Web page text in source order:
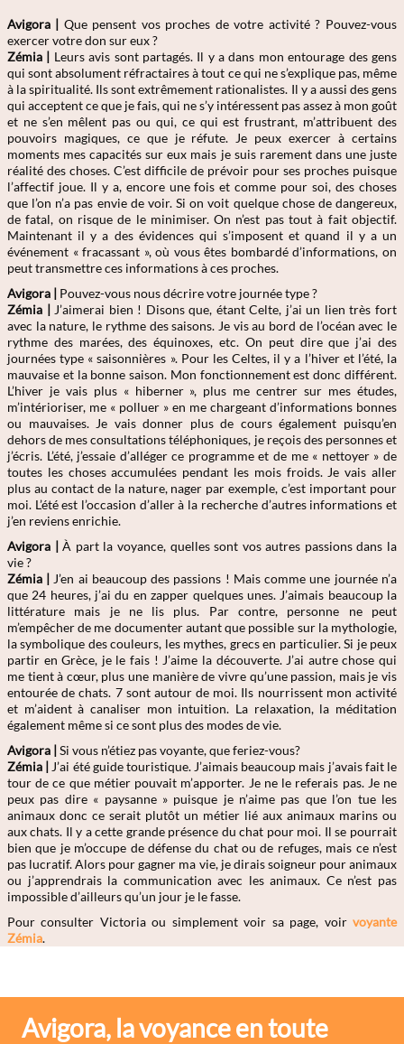
Avigora | Que pensent vos proches de votre activité ? Pouvez-vous
exercer votre don sur eux ?
Zémia | Leurs avis sont partagés. Il y a dans mon entourage des gens
qui sont absolument réfractaires à tout ce qui ne s’explique pas, même
à la spiritualité. Ils sont extrêmement rationalistes. Il y a aussi des gens
qui acceptent ce que je fais, qui ne s’y intéressent pas assez à mon goût
et ne s’en mêlent pas ou qui, ce qui est frustrant, m’attribuent des
pouvoirs magiques, ce que je réfute. Je peux exercer à certains
moments mes capacités sur eux mais je suis rarement dans une juste
réalité des choses. C’est difficile de prévoir pour ses proches puisque
l’affectif joue. Il y a, encore une fois et comme pour soi, des choses
que l’on n’a pas envie de voir. Si on voit quelque chose de dangereux,
de fatal, on risque de le minimiser. On n’est pas tout à fait objectif.
Maintenant il y a des évidences qui s’imposent et quand il y a un
événement « fracassant », où vous êtes bombardé d’informations, on
peut transmettre ces informations à ces proches.
Avigora | Pouvez-vous nous décrire votre journée type ?
Zémia | J’aimerai bien ! Disons que, étant Celte, j’ai un lien très fort
avec la nature, le rythme des saisons. Je vis au bord de l’océan avec le
rythme des marées, des équinoxes, etc. On peut dire que j’ai des
journées type « saisonnières ». Pour les Celtes, il y a l’hiver et l’été, la
mauvaise et la bonne saison. Mon fonctionnement est donc différent.
L’hiver je vais plus « hiberner », plus me centrer sur mes études,
m’intérioriser, me « polluer » en me chargeant d’informations bonnes
ou mauvaises. Je vais donner plus de cours également puisqu’en
dehors de mes consultations téléphoniques, je reçois des personnes et
j’écris. L’été, j’essaie d’alléger ce programme et de me « nettoyer » de
toutes les choses accumulées pendant les mois froids. Je vais aller
plus au contact de la nature, nager par exemple, c’est important pour
moi. L’été est l’occasion d’aller à la recherche d’autres informations et
j’en reviens enrichie.
Avigora | À part la voyance, quelles sont vos autres passions dans la
vie ?
Zémia | J’en ai beaucoup des passions ! Mais comme une journée n’a
que 24 heures, j’ai du en zapper quelques unes. J’aimais beaucoup la
littérature mais je ne lis plus. Par contre, personne ne peut
m’empêcher de me documenter autant que possible sur la mythologie,
la symbolique des couleurs, les mythes, grecs en particulier. Si je peux
partir en Grèce, je le fais ! J’aime la découverte. J’ai autre chose qui
me tient à cœur, plus une manière de vivre qu’une passion, mais je vis
entourée de chats. 7 sont autour de moi. Ils nourrissent mon activité
et m’aident à canaliser mon intuition. La relaxation, la méditation
également même si ce sont plus des modes de vie.
Avigora | Si vous n’étiez pas voyante, que feriez-vous?
Zémia | J’ai été guide touristique. J’aimais beaucoup mais j’avais fait le
tour de ce que métier pouvait m’apporter. Je ne le referais pas. Je ne
peux pas dire « paysanne » puisque je n’aime pas que l’on tue les
animaux donc ce serait plutôt un métier lié aux animaux marins ou
aux chats. Il y a cette grande présence du chat pour moi. Il se pourrait
bien que je m’occupe de défense du chat ou de refuges, mais ce n’est
pas lucratif. Alors pour gagner ma vie, je dirais soigneur pour animaux
ou j’apprendrais la communication avec les animaux. Ce n’est pas
impossible d’ailleurs qu’un jour je le fasse.
Pour consulter Victoria ou simplement voir sa page, voir voyante
Zémia.
Avigora, la voyance en toute